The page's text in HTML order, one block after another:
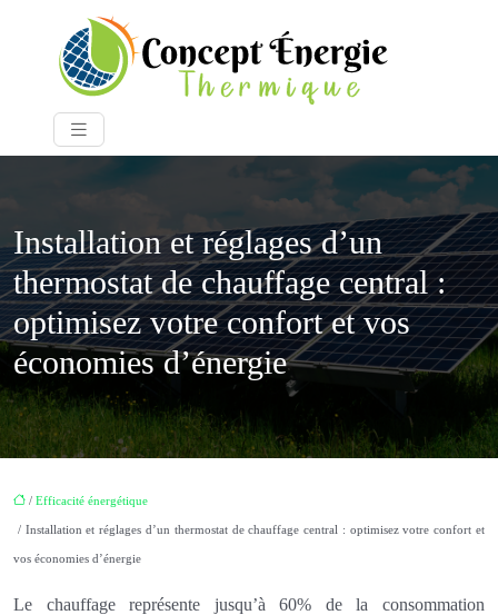
Installation et réglages d’un
thermostat de chauffage central :
optimisez votre confort et vos
économies d’énergie
/ Efficacité énergétique
/ Installation et réglages d’un thermostat de chauffage central : optimisez votre confort et
vos économies d’énergie
Le chauffage représente jusqu’à 60% de la consommation